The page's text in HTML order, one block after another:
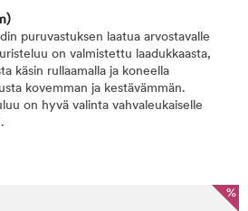
puruvastuksen laatua arvostavalle
on valmistettu laadukkaasta,
käsin rullaamalla ja koneella
kovemman ja kestävämmän.
on hyvä valinta vahvaleukaiselle
%